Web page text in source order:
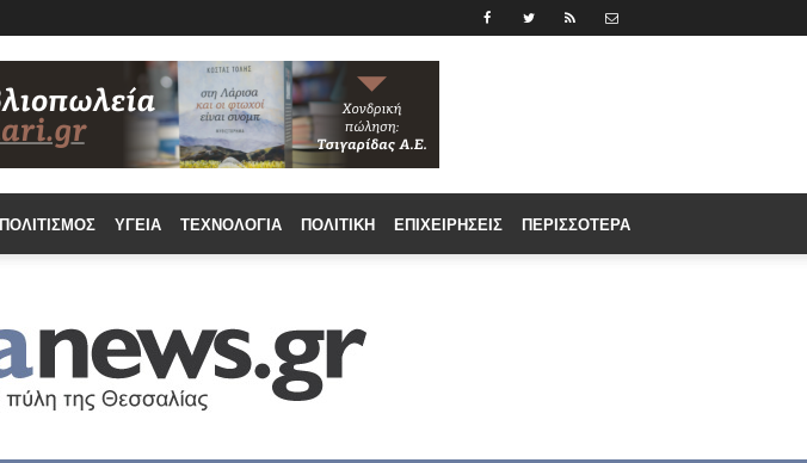
ΠΟΛΙΤΙΣΜΌΣ ΥΓΕΊΑ ΤΕΧΝΟΛΟΓΊΑ ΠΟΛΙΤΙΚΉ ΕΠΙΧΕΙΡΉΣΕΙΣ ΠΕΡΙΣΣΟΤΕΡΑ